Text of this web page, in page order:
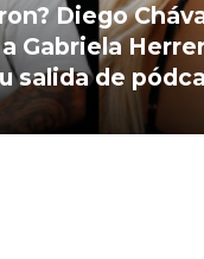
Diego
Gabriela
salida de